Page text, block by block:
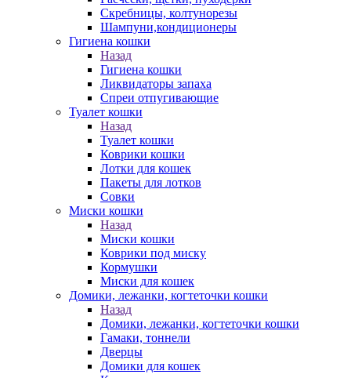
Скребницы, колтунорезы
Шампуни,кондиционеры
Гигиена кошки
Назад
Гигиена кошки
Ликвидаторы запаха
Спреи отпугивающие
Туалет кошки
Назад
Туалет кошки
Коврики кошки
Лотки для кошек
Пакеты для лотков
Совки
Миски кошки
Назад
Миски кошки
Коврики под миску
Кормушки
Миски для кошек
Домики, лежанки, когтеточки кошки
Назад
Домики, лежанки, когтеточки кошки
Гамаки, тоннели
Дверцы
Домики для кошек